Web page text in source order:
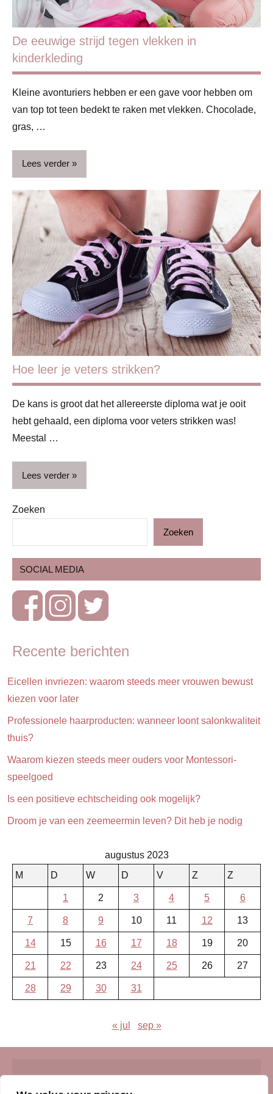
De eeuwige strijd tegen vlekken in
kinderkleding
Kleine avonturiers hebben er een gave voor hebben om
van top tot teen bedekt te raken met vlekken. Chocolade,
gras, …
Lees verder
AFF
Blog
huishouden
Huishouden
Lifestyle
Hoe leer je veters strikken?
De kans is groot dat het allereerste diploma wat je ooit
hebt gehaald, een diploma voor veters strikken was!
Meestal …
Lees verder
Basisschool
Dreumes
& peuter
Gezin
Kinderen
& verzorging
Schoolkind
Zoeken
Zoeken
SOCIAL MEDIA
Recente berichten
Eicellen invriezen: waarom steeds meer vrouwen bewust
kiezen voor later
Professionele haarproducten: wanneer loont salonkwaliteit
thuis?
Waarom kiezen steeds meer ouders voor Montessori-
speelgoed
Is een positieve echtscheiding ook mogelijk?
Droom je van een zeemeermin leven? Dit heb je nodig
augustus 2023
M
D W D V Z Z
1 2 3 4 5 6
7 8 9 10 11 12 13
14 15 16 17 18 19 20
21 22 23 24 25 26 27
28 29 30 31
« jul sep »